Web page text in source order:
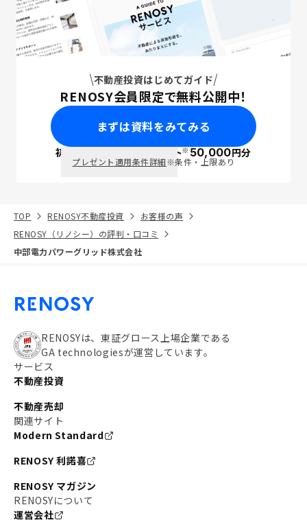
不動産投資はじめてガイド
RENOSY会員限定で無料公開中！
まずは資料をみてみる
初回面談で ポイント※50,000円分
プレゼント適用条件詳細※条件・上限あり
TOP RENOSY不動産投資
お客様の声
RENOSY（リノシー）の評判・口コミ
中部電力パワーグリッド株式会社
RENOSYは、東証グロース上場企業である
GA technologiesが運営しています。
サービス
不動産投資
不動産売却
関連サイト
Modern Standard
RENOSY 利諾喜
RENOSY マガジン
RENOSYについて
運営会社